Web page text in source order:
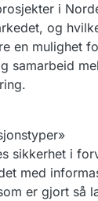
i
og
en mulighet
samarbeid
sikkerhet i
med
er gjort så